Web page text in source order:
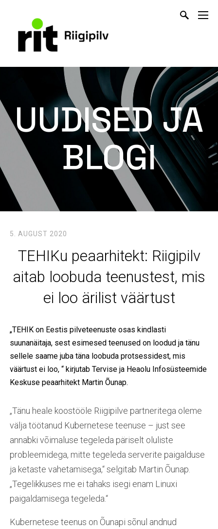
UUDISED JA
BLOGI
5. AUGUST 2020
TEHIKu peaarhitekt: Riigipilv
aitab loobuda teenustest, mis
ei loo ärilist väärtust
„TEHIK on Eestis pilveteenuste osas kindlasti
suunanäitaja, sest esimesed teenused on loodud ja tänu
sellele saame juba täna loobuda protsessidest, mis
väärtust ei loo, “ kirjutab Tervise ja Heaolu Infosüsteemide
Keskuse peaarhitekt Martin Õunap.
„Tänu heale koostööle Riigipilve partneritega oleme
välja töötanud Kubernetese teenuse – just see
annabki võimaluse tegeleda päriselt oluliste
probleemidega, mitte tegeleda serverite paigalduse
ja ketaste vahetamisega,“ selgitab Martin Õunap.
„Tegelikkuses me ei tahaks isegi enam Linuxi
paigaldamisega tegeleda.“
Kubernetese teenus on Õunapi sõnul andnud